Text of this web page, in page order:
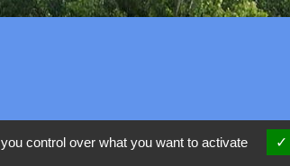
control over what you want to activate